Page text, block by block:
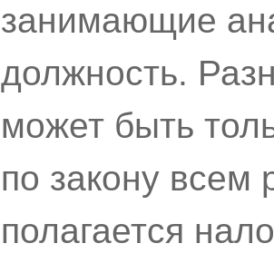
занимающие
должность.
может быть
по закону всем
полагается